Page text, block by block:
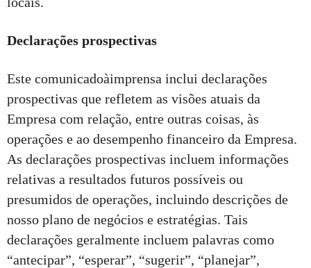
Declarações prospectivas
Este comunicadoàimprensa inclui declarações
prospectivas que refletem as visões atuais da
Empresa com relação, entre outras coisas, às
operações e ao desempenho financeiro da Empresa.
As declarações prospectivas incluem informações
relativas a resultados futuros possíveis ou
presumidos de operações, incluindo descrições de
nosso plano de negócios e estratégias. Tais
declarações geralmente incluem palavras como
“antecipar”, “esperar”, “sugerir”, “planejar”,